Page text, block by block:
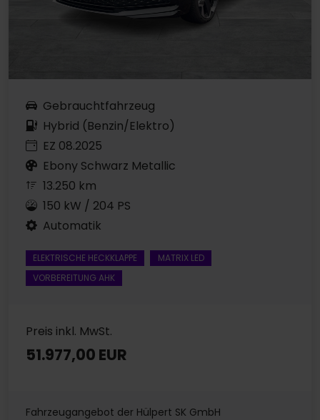
Gebrauchtfahrzeug
Hybrid (Benzin/Elektro)
EZ 08.2025
Ebony Schwarz Metallic
13.250 km
150 kW / 204 PS
Automatik
ELEKTRISCHE HECKKLAPPE
MATRIX LED
VORBEREITUNG AHK
Preis inkl. MwSt.
51.977,00 EUR
Fahrzeugangebot der Hülpert SK GmbH